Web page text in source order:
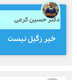
دکتر حسین کرمی
خیر زگیل نیست